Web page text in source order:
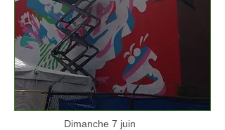
Dimanche 7 juin